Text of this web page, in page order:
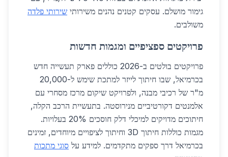
גימור מושלם. עסקים קטנים נהנים משירותי שירותי פלדה
משולבים.
פרויקטים ספציפיים ומגמות חדשות
פרויקטים בולטים ב-2026 כוללים פארק תעשייה חדש
בכרמיאל, שבו חיתוך לייזר למתכת שימש ל-20,000
מ"ר של רכיבי מבנה, ולפרויקט שיקום מרכז מסחרי עם
אלמנטים דקורטיביים מנירוסטה. בתעשיית הרכב הקלה,
חיתוכים מדויקים למיכלי דלק חוסכים 20% בעלויות.
מגמות כוללות חיתוך 3D וחיתוך לציפויים מיוחדים, זמינים
בכרמיאל דרך ספקים מתקדמים. למידע על סוגי מתכות